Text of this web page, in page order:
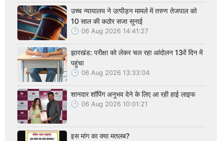
उच्च न्यायालय ने उत्पीड़न मामले में तरुण तेजपाल को
10 साल की कठोर सजा सुनाई
06 Aug 2026 14:41:27
झारखंड: परीक्षा को लेकर चल रहा आंदोलन 13वें दिन में
पहुंचा
06 Aug 2026 13:33:04
शानदार शॉपिंग अनुभव देने के लिए आ रही हाई लाइफ
06 Aug 2026 10:01:21
इस मांग का क्या मतलब?